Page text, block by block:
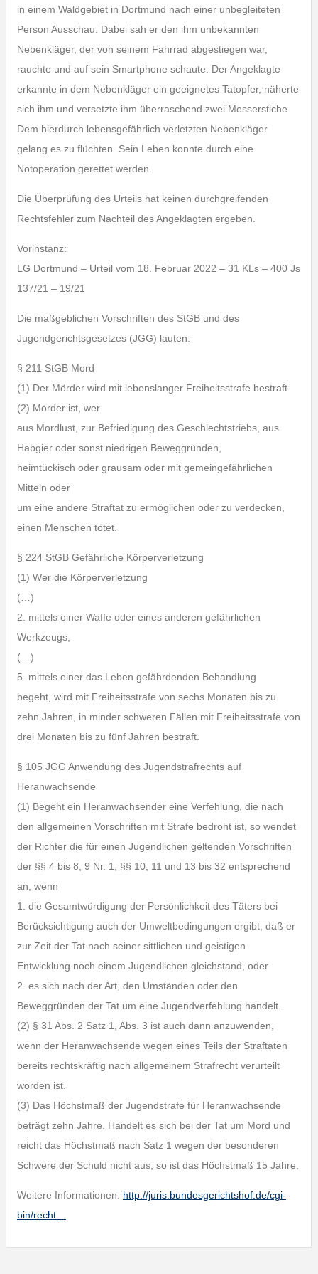
in einem Waldgebiet in Dortmund nach einer unbegleiteten
Person Ausschau. Dabei sah er den ihm unbekannten
Nebenkläger, der von seinem Fahrrad abgestiegen war,
rauchte und auf sein Smartphone schaute. Der Angeklagte
erkannte in dem Nebenkläger ein geeignetes Tatopfer, näherte
sich ihm und versetzte ihm überraschend zwei Messerstiche.
Dem hierdurch lebensgefährlich verletzten Nebenkläger
gelang es zu flüchten. Sein Leben konnte durch eine
Notoperation gerettet werden.
Die Überprüfung des Urteils hat keinen durchgreifenden
Rechtsfehler zum Nachteil des Angeklagten ergeben.
Vorinstanz:
LG Dortmund – Urteil vom 18. Februar 2022 – 31 KLs – 400 Js
137/21 – 19/21
Die maßgeblichen Vorschriften des StGB und des
Jugendgerichtsgesetzes (JGG) lauten:
§ 211 StGB Mord
(1) Der Mörder wird mit lebenslanger Freiheitsstrafe bestraft.
(2) Mörder ist, wer
aus Mordlust, zur Befriedigung des Geschlechtstriebs, aus
Habgier oder sonst niedrigen Beweggründen,
heimtückisch oder grausam oder mit gemeingefährlichen
Mitteln oder
um eine andere Straftat zu ermöglichen oder zu verdecken,
einen Menschen tötet.
§ 224 StGB Gefährliche Körperverletzung
(1) Wer die Körperverletzung
(…)
2. mittels einer Waffe oder eines anderen gefährlichen
Werkzeugs,
(…)
5. mittels einer das Leben gefährdenden Behandlung
begeht, wird mit Freiheitsstrafe von sechs Monaten bis zu
zehn Jahren, in minder schweren Fällen mit Freiheitsstrafe von
drei Monaten bis zu fünf Jahren bestraft.
§ 105 JGG Anwendung des Jugendstrafrechts auf
Heranwachsende
(1) Begeht ein Heranwachsender eine Verfehlung, die nach
den allgemeinen Vorschriften mit Strafe bedroht ist, so wendet
der Richter die für einen Jugendlichen geltenden Vorschriften
der §§ 4 bis 8, 9 Nr. 1, §§ 10, 11 und 13 bis 32 entsprechend
an, wenn
1. die Gesamtwürdigung der Persönlichkeit des Täters bei
Berücksichtigung auch der Umweltbedingungen ergibt, daß er
zur Zeit der Tat nach seiner sittlichen und geistigen
Entwicklung noch einem Jugendlichen gleichstand, oder
2. es sich nach der Art, den Umständen oder den
Beweggründen der Tat um eine Jugendverfehlung handelt.
(2) § 31 Abs. 2 Satz 1, Abs. 3 ist auch dann anzuwenden,
wenn der Heranwachsende wegen eines Teils der Straftaten
bereits rechtskräftig nach allgemeinem Strafrecht verurteilt
worden ist.
(3) Das Höchstmaß der Jugendstrafe für Heranwachsende
beträgt zehn Jahre. Handelt es sich bei der Tat um Mord und
reicht das Höchstmaß nach Satz 1 wegen der besonderen
Schwere der Schuld nicht aus, so ist das Höchstmaß 15 Jahre.
Weitere Informationen: http://juris.bundesgerichtshof.de/cgi-
bin/recht…